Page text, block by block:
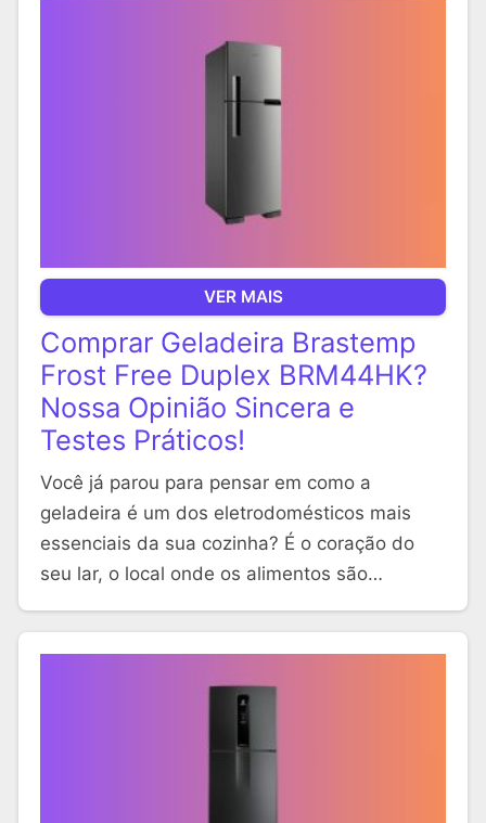
VER MAIS
Comprar Geladeira Brastemp
Frost Free Duplex BRM44HK?
Nossa Opinião Sincera e
Testes Práticos!
Você já parou para pensar em como a
geladeira é um dos eletrodomésticos mais
essenciais da sua cozinha? É o coração do
seu lar, o local onde os alimentos são…